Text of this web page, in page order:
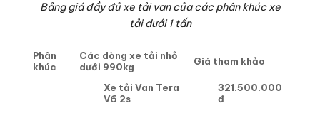
Bảng giá đầy đủ xe tải van của các phân khúc xe
tải dưới 1 tấn
Phân
khúc
Các dòng xe tải nhỏ
dưới 990kg
Giá tham khảo
Xe tải Van Tera
V6 2s
321.500.000
đ